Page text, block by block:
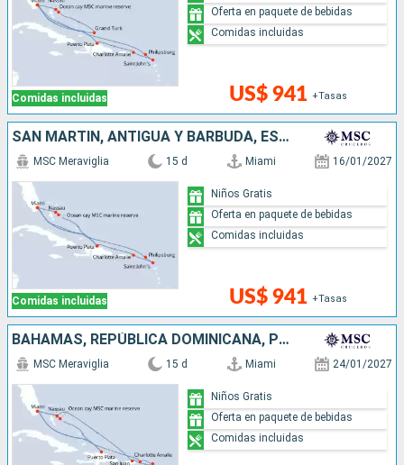
Comidas incluidas US$ 941 +Tasas
Oferta en paquete de bebidas
Comidas incluidas
SAN MARTÍN, ANTIGUA Y BARBUDA, ESTADOS UNIDOS, BAHAMAS, REPÚBLICA DOMINICANA
Comidas incluidas
MSC Meraviglia 15 d Miami 16/01/2027
US$ 941 +Tasas
Niños Gratis
Oferta en paquete de bebidas
Comidas incluidas
BAHAMAS, REPÚBLICA DOMINICANA, PUERTO RICO, SAN MARTÍN, ESTADOS UNIDOS
MSC Meraviglia 15 d Miami 24/01/2027
Niños Gratis
Oferta en paquete de bebidas
Comidas incluidas